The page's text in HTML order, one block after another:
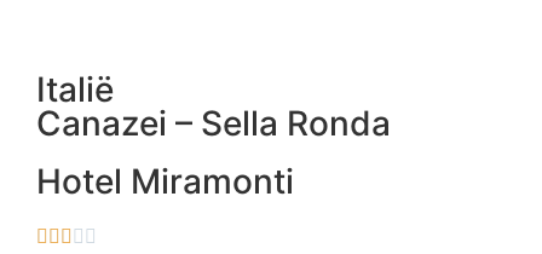
Italië
Canazei – Sella Ronda
Hotel Miramonti
    